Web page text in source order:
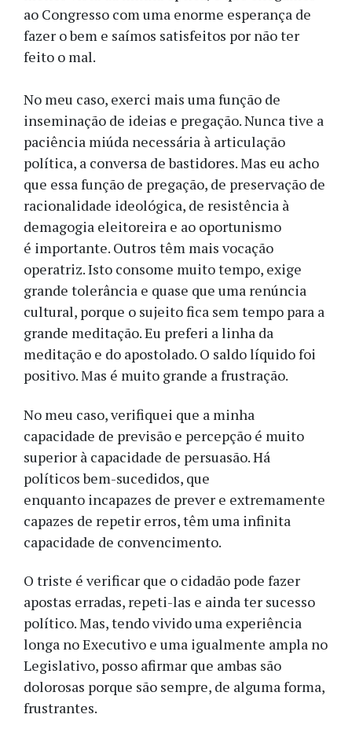
ao Congresso com uma enorme esperança de
fazer o bem e saímos satisfeitos por não ter
feito o mal.
No meu caso, exerci mais uma função de
inseminação de ideias e pregação. Nunca tive a
paciência miúda necessária à articulação
política, a conversa de bastidores. Mas eu acho
que essa função de pregação, de preservação de
racionalidade ideológica, de resistência à
demagogia eleitoreira e ao oportunismo
é importante. Outros têm mais vocação
operatriz. Isto consome muito tempo, exige
grande tolerância e quase que uma renúncia
cultural, porque o sujeito fica sem tempo para a
grande meditação. Eu preferi a linha da
meditação e do apostolado. O saldo líquido foi
positivo. Mas é muito grande a frustração.
No meu caso, verifiquei que a minha
capacidade de previsão e percepção é muito
superior à capacidade de persuasão. Há
políticos bem-sucedidos, que
enquanto incapazes de prever e extremamente
capazes de repetir erros, têm uma infinita
capacidade de convencimento.
O triste é verificar que o cidadão pode fazer
apostas erradas, repeti-las e ainda ter sucesso
político. Mas, tendo vivido uma experiência
longa no Executivo e uma igualmente ampla no
Legislativo, posso afirmar que ambas são
dolorosas porque são sempre, de alguma forma,
frustrantes.